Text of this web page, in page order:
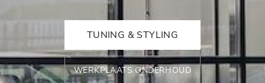
TUNING & STYLING
WERKPLAATS ONDERHOUD